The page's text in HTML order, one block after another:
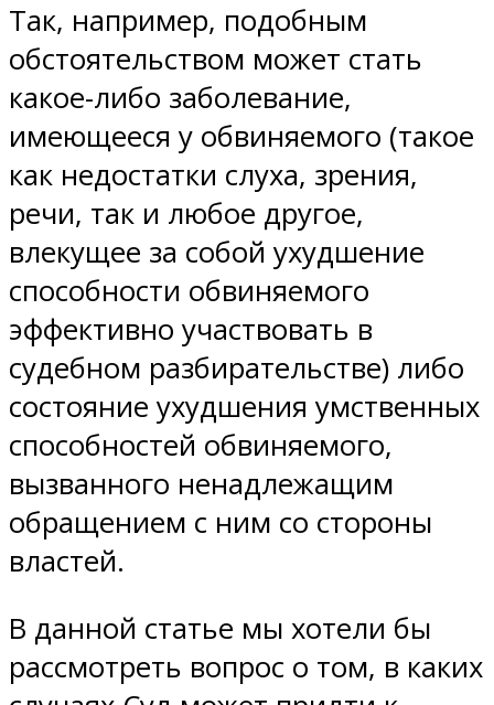
Так, например, подобным
обстоятельством может стать
какое-либо заболевание,
имеющееся у обвиняемого (такое
как недостатки слуха, зрения,
речи, так и любое другое,
влекущее за собой ухудшение
способности обвиняемого
эффективно участвовать в
судебном разбирательстве) либо
состояние ухудшения умственных
способностей обвиняемого,
вызванного ненадлежащим
обращением с ним со стороны
властей.
В данной статье мы хотели бы
рассмотреть вопрос о том, в каких